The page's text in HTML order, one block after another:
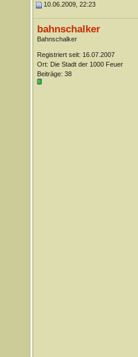
10.06.2009, 22:23
bahnschalker
Bahnschalker
Registriert seit: 16.07.2007
Ort: Die Stadt der 1000 Feuer
Beiträge: 38